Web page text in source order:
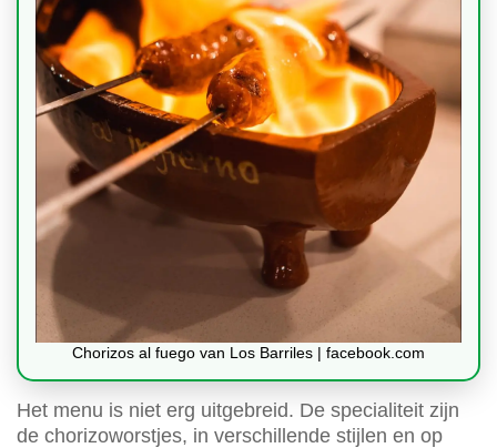
Chorizos al fuego van Los Barriles | facebook.com
Het menu is niet erg uitgebreid. De specialiteit zijn
de chorizoworstjes, in verschillende stijlen en op